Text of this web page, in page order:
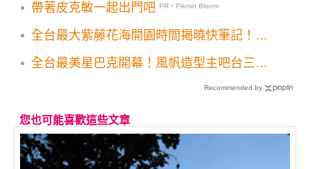
帶著皮克敏一起出門吧 PR・Pikmin Bloom
全台最大紫藤花海開園時間揭曉快筆記！上
全台最美星巴克開幕！風帆造型主吧台三面
Recommended by
您也可能喜歡這些文章